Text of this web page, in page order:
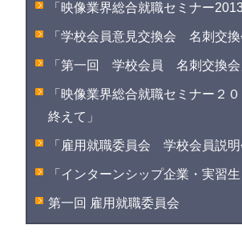
「映像業界総合就職セミナー
「学校会員意見交換会 名刺交換
「第一回 学校会員 名刺交換会
「映像業界総合就職セミナー２
終えて」
「雇用就職委員会 学校会員説明
「インターンシップ企業・実習生
第一回 雇用就職委員会